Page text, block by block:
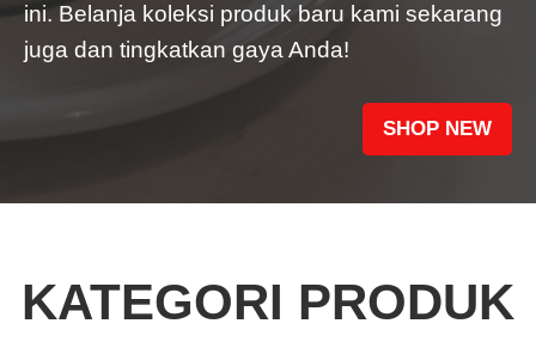
ini. Belanja koleksi produk baru kami sekarang
juga dan tingkatkan gaya Anda!
SHOP NEW
KATEGORI PRODUK